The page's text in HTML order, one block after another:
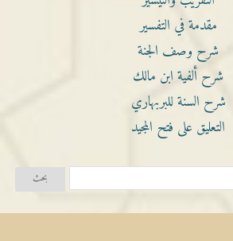
مقدمة في التفسير
شرح وصف الجنة
شرح ألفية ابن مالك
شرح السنة للبربهاري
التعليق على فتح المجيد